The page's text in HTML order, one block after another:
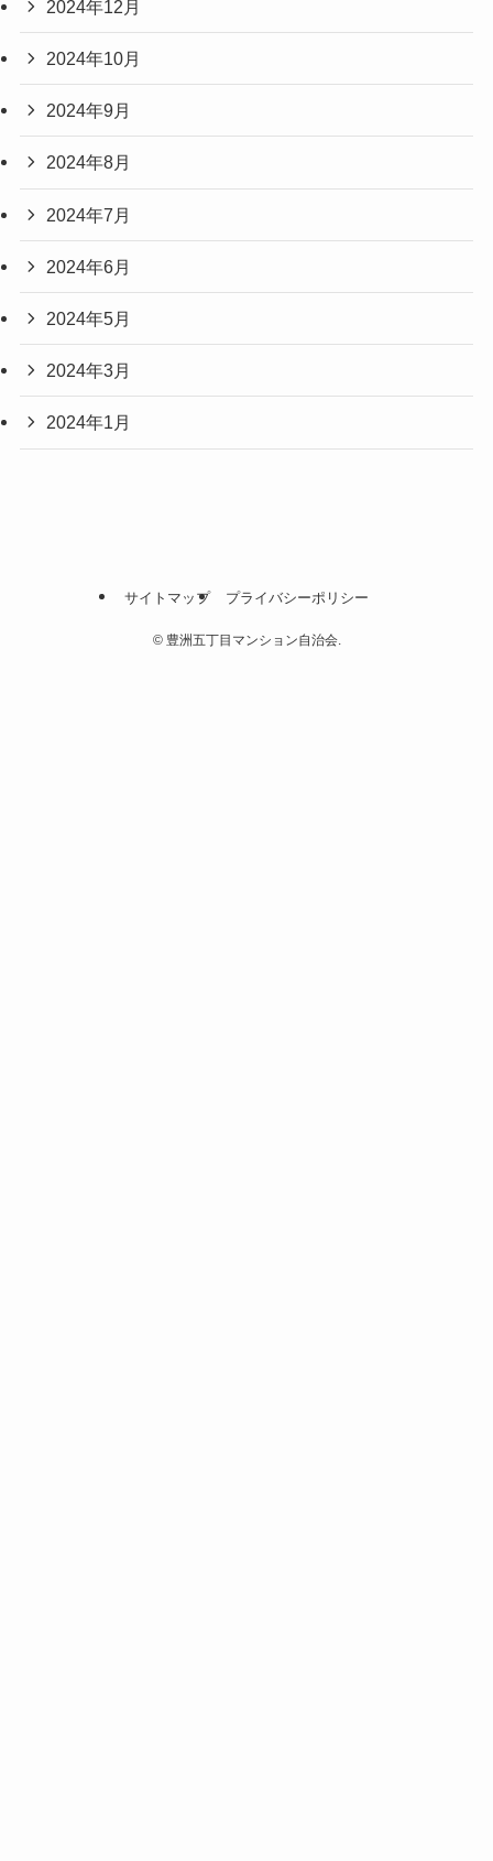
2024年12月
2024年10月
2024年9月
2024年8月
2024年7月
2024年6月
2024年5月
2024年3月
2024年1月
サイトマップ プライバシーポリシー
©豊洲五丁目マンション自治会.